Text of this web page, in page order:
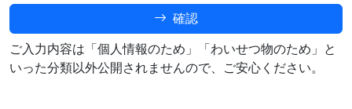
確認
ご入力内容は「個人情報のため」「わいせつ物のため」と
いった分類以外公開されませんので、ご安心ください。